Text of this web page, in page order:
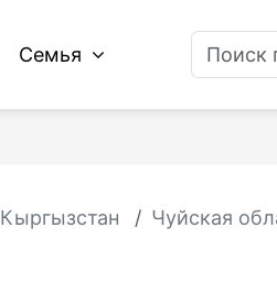
Семья
Кыргызстан Чуйская